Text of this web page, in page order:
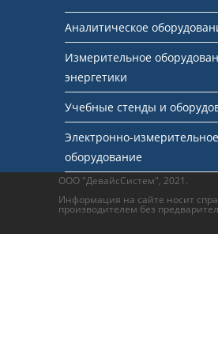
Аналитическое
Измерительное
энергетики
Учебные стенды и
Электронно-измерительное
оборудование
ООО "ДевайсСистем", 2021.
Информация на сайте носит
производителем без